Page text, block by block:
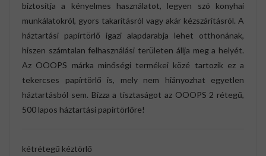
biztosítja a kényelmes használatot, legyen szó konyhai
munkálatokról, gyors takarításról vagy akár kézszárításról. A
háztartási papírtörlő igazi alapdarabja lehet otthonának,
hiszen számtalan felhasználási területen állja meg a helyét.
Az OOOPS márka minőségi termékei közé tartozik ez a
tekercses papírtörlő is, mely nem hiányozhat egyetlen
háztartásból sem. Bízza a tisztaságot az OOOPS 2 rétegű,
500 lapos háztartási papírtörlőre!
kétrétegű kéztörlő